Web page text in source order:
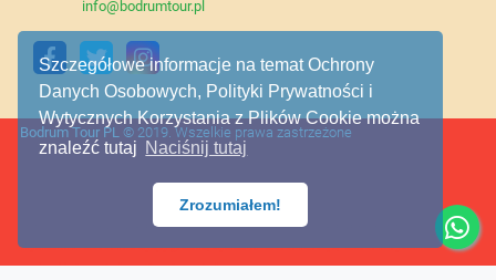
Szczegółowe informacje na temat Ochrony
Danych Osobowych, Polityki Prywatności i
Wytycznych Korzystania z Plików Cookie można
znaleźć tutaj Naciśnij tutaj
Zrozumiałem!
info@bodrumtour.pl
Bodrum Tour PL © 2019. Wszelkie prawa zastrzeżone
dzienne wycieczki Bodrum,Bodrum wycieczki
Wycieczki z Bodrum na wyspy greckie,wycieczki Bodrum Grecja,Bodrum Prywatne
wycieczki,Prom Bodrum Kos,Prom Bodrum